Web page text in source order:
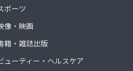
ポーツ
像・映画
籍・雑誌出版
ューティー・ヘルスケア